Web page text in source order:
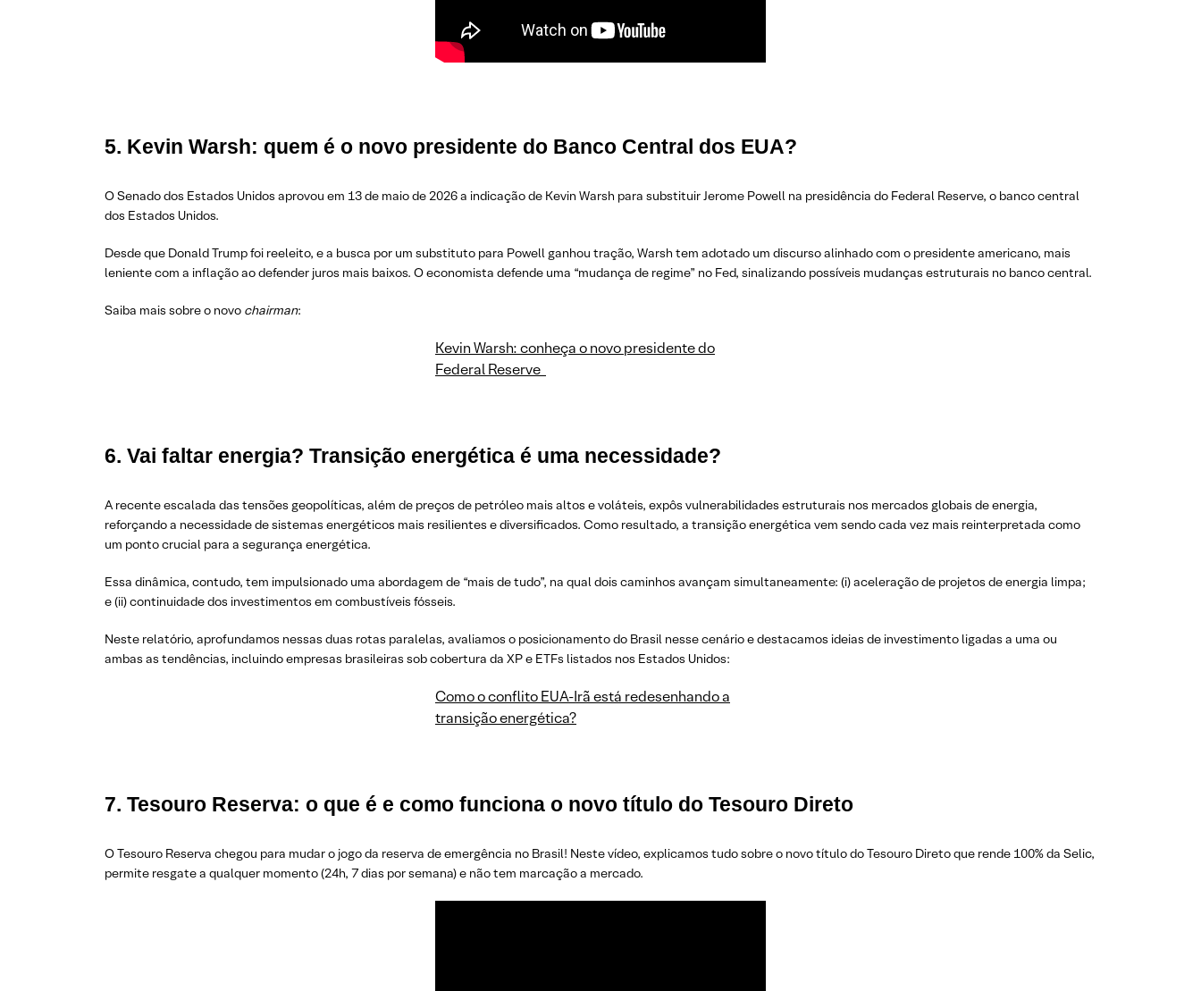
5. Kevin Warsh: quem é o novo presidente do Banco Central dos EUA?
O Senado dos Estados Unidos aprovou em 13 de maio de 2026 a indicação de Kevin Warsh para substituir Jerome Powell na presidência do Federal Reserve, o banco central
dos Estados Unidos.
Desde que Donald Trump foi reeleito, e a busca por um substituto para Powell ganhou tração, Warsh tem adotado um discurso alinhado com o presidente americano, mais
leniente com a inflação ao defender juros mais baixos. O economista defende uma “mudança de regime” no Fed, sinalizando possíveis mudanças estruturais no banco central.
Saiba mais sobre o novo chairman:
Kevin Warsh: conheça o novo presidente do
Federal Reserve
6. Vai faltar energia? Transição energética é uma necessidade?
A recente escalada das tensões geopolíticas, além de preços de petróleo mais altos e voláteis, expôs vulnerabilidades estruturais nos mercados globais de energia,
reforçando a necessidade de sistemas energéticos mais resilientes e diversificados. Como resultado, a transição energética vem sendo cada vez mais reinterpretada como
um ponto crucial para a segurança energética.
Essa dinâmica, contudo, tem impulsionado uma abordagem de “mais de tudo”, na qual dois caminhos avançam simultaneamente: (i) aceleração de projetos de energia limpa;
e (ii) continuidade dos investimentos em combustíveis fósseis.
Neste relatório, aprofundamos nessas duas rotas paralelas, avaliamos o posicionamento do Brasil nesse cenário e destacamos ideias de investimento ligadas a uma ou
ambas as tendências, incluindo empresas brasileiras sob cobertura da XP e ETFs listados nos Estados Unidos:
Como o conflito EUA-Irã está redesenhando a
transição energética?
7. Tesouro Reserva: o que é e como funciona o novo título do Tesouro Direto
O Tesouro Reserva chegou para mudar o jogo da reserva de emergência no Brasil! Neste vídeo, explicamos tudo sobre o novo título do Tesouro Direto que rende 100% da Selic,
permite resgate a qualquer momento (24h, 7 dias por semana) e não tem marcação a mercado.